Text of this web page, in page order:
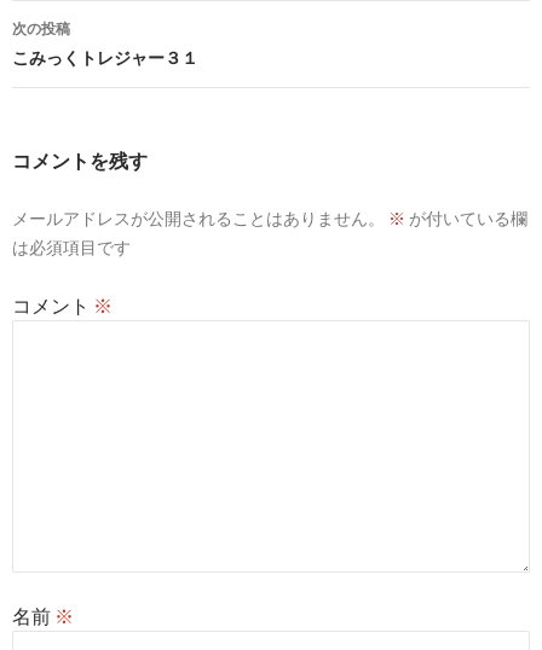
ナ
ビ
ゲ
ョ
次の投稿
こみっくトレジャー３１
コメントを残す
メールアドレスが公開されることはありません。 ※ が付いている欄
は必須項目です
コメント ※
名前 ※